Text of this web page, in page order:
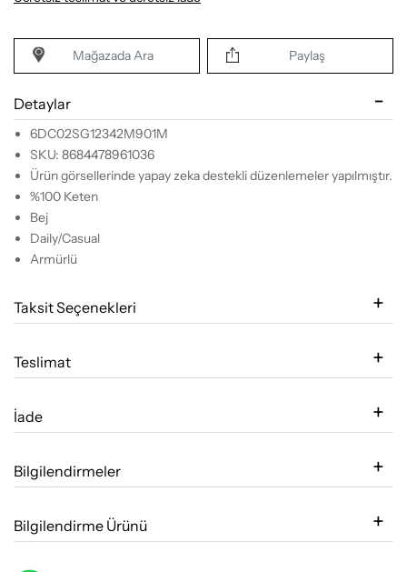
Mağazada Ara Paylaş
Detaylar
6DC02SG12342M901M
SKU: 8684478961036
Ürün görsellerinde yapay zeka destekli düzenlemeler yapılmıştır.
%100 Keten
Bej
Daily/Casual
Armürlü
Taksit Seçenekleri
Teslimat
İade
Bilgilendirmeler
Bilgilendirme Ürünü